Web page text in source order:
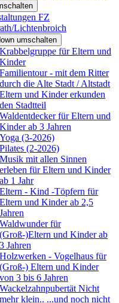
FZ
Lichtenbroich
umschalten
Krabbelgruppe für Eltern und
Kinder
Familientour - mit dem Ritter
durch die Alte Stadt / Altstadt
Eltern und Kinder erkunden
den Stadtteil
Waldentdecker für Eltern und
Kinder ab 3 Jahren
Yoga (3-2026)
Pilates (2-2026)
Musik mit allen Sinnen
erleben für Eltern und Kinder
ab 1 Jahr
Eltern - Kind -Töpfern für
Eltern und Kinder ab 2,5
Jahren
Waldwunder für
(Groß-)Eltern und Kinder ab
3 Jahren
Holzwerken - Vogelhaus für
(Groß-) Eltern und Kinder
von 3 bis 6 Jahren
Wackelzahnpubertät Nicht
mehr klein.. ...und noch nicht